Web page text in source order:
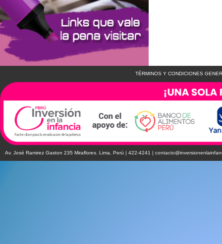
TÉRMINOS Y CONDICIONES
Av. José Ramirez Gaston 235 Miraflores. Lima, Perú | 422-4241 |